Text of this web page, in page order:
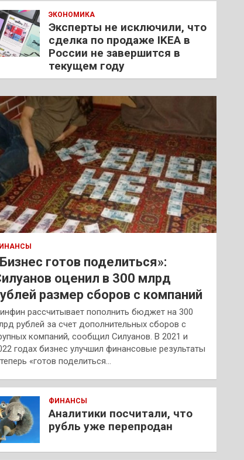
ЭКОНОМИКА
Эксперты не исключили, что
сделка по продаже IKEA в
России не завершится в
текущем году
готов поделиться»:
оценил в 300 млрд
размер сборов с компаний
рассчитывает пополнить бюджет на 300
рублей за счет дополнительных сборов с
компаний, сообщил Силуанов. В 2021 и
годах бизнес улучшил финансовые результаты
«готов поделиться…
ФИНАНСЫ
Аналитики посчитали, что
рубль уже перепродан